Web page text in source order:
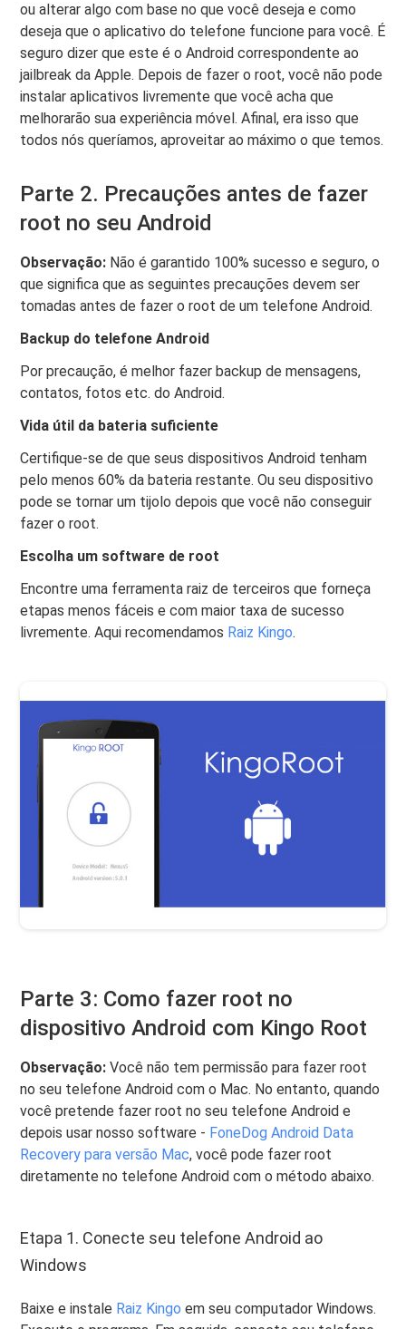
ou alterar algo com base no que você deseja e como
deseja que o aplicativo do telefone funcione para você. É
seguro dizer que este é o Android correspondente ao
jailbreak da Apple. Depois de fazer o root, você não pode
instalar aplicativos livremente que você acha que
melhorarão sua experiência móvel. Afinal, era isso que
todos nós queríamos, aproveitar ao máximo o que temos.
Parte 2. Precauções antes de fazer
root no seu Android
Observação: Não é garantido 100% sucesso e seguro, o
que significa que as seguintes precauções devem ser
tomadas antes de fazer o root de um telefone Android.
Backup do telefone Android
Por precaução, é melhor fazer backup de mensagens,
contatos, fotos etc. do Android.
Vida útil da bateria suficiente
Certifique-se de que seus dispositivos Android tenham
pelo menos 60% da bateria restante. Ou seu dispositivo
pode se tornar um tijolo depois que você não conseguir
fazer o root.
Escolha um software de root
Encontre uma ferramenta raiz de terceiros que forneça
etapas menos fáceis e com maior taxa de sucesso
livremente. Aqui recomendamos Raiz Kingo.
Parte 3: Como fazer root no
dispositivo Android com Kingo Root
Observação: Você não tem permissão para fazer root
no seu telefone Android com o Mac. No entanto, quando
você pretende fazer root no seu telefone Android e
depois usar nosso software - FoneDog Android Data
Recovery para versão Mac, você pode fazer root
diretamente no telefone Android com o método abaixo.
Etapa 1. Conecte seu telefone Android ao
Windows
Baixe e instale Raiz Kingo em seu computador Windows.